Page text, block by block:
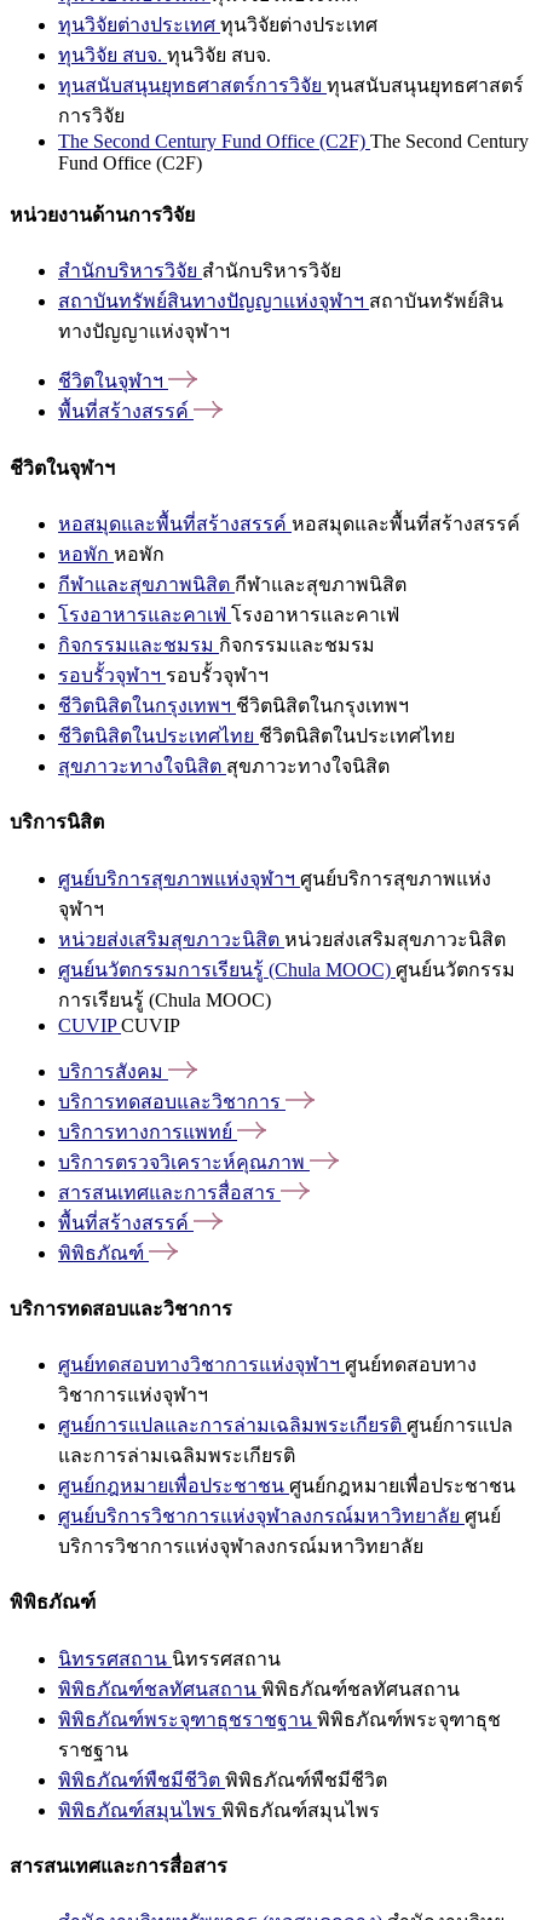
ทุนวิจัยต่างประเทศ ทุนวิจัยต่างประเทศ
ทุนวิจัย สบจ. ทุนวิจัย สบจ.
ทุนสนับสนุนยุทธศาสตร์การวิจัย ทุนสนับสนุนยุทธศาสตร์
การวิจัย
The Second Century Fund Office (C2F) The Second Century
Fund Office (C2F)
หน่วยงานด้านการวิจัย
สำนักบริหารวิจัย สำนักบริหารวิจัย
สถาบันทรัพย์สินทางปัญญาแห่งจุฬาฯ สถาบันทรัพย์สิน
ทางปัญญาแห่งจุฬาฯ
ชีวิตในจุฬาฯ
พื้นที่สร้างสรรค์
ชีวิตในจุฬาฯ
หอสมุดและพื้นที่สร้างสรรค์ หอสมุดและพื้นที่สร้างสรรค์
หอพัก หอพัก
กีฬาและสุขภาพนิสิต กีฬาและสุขภาพนิสิต
โรงอาหารและคาเฟ่ โรงอาหารและคาเฟ่
กิจกรรมและชมรม กิจกรรมและชมรม
รอบรั้วจุฬาฯ รอบรั้วจุฬาฯ
ชีวิตนิสิตในกรุงเทพฯ ชีวิตนิสิตในกรุงเทพฯ
ชีวิตนิสิตในประเทศไทย ชีวิตนิสิตในประเทศไทย
สุขภาวะทางใจนิสิต สุขภาวะทางใจนิสิต
บริการนิสิต
ศูนย์บริการสุขภาพแห่งจุฬาฯ ศูนย์บริการสุขภาพแห่ง
จุฬาฯ
หน่วยส่งเสริมสุขภาวะนิสิต หน่วยส่งเสริมสุขภาวะนิสิต
ศูนย์นวัตกรรมการเรียนรู้ (Chula MOOC) ศูนย์นวัตกรรม
การเรียนรู้ (Chula MOOC)
CUVIPCUVIP
บริการสังคม
บริการทดสอบและวิชาการ
บริการทางการแพทย์
บริการตรวจวิเคราะห์คุณภาพ
สารสนเทศและการสื่อสาร
พื้นที่สร้างสรรค์
พิพิธภัณฑ์
บริการทดสอบและวิชาการ
ศูนย์ทดสอบทางวิชาการแห่งจุฬาฯ ศูนย์ทดสอบทาง
วิชาการแห่งจุฬาฯ
ศูนย์การแปลและการล่ามเฉลิมพระเกียรติ ศูนย์การแปล
และการล่ามเฉลิมพระเกียรติ
ศูนย์กฎหมายเพื่อประชาชน ศูนย์กฎหมายเพื่อประชาชน
ศูนย์บริการวิชาการแห่งจุฬาลงกรณ์มหาวิทยาลัย ศูนย์
บริการวิชาการแห่งจุฬาลงกรณ์มหาวิทยาลัย
พิพิธภัณฑ์
นิทรรศสถาน นิทรรศสถาน
พิพิธภัณฑ์ชลทัศนสถาน พิพิธภัณฑ์ชลทัศนสถาน
พิพิธภัณฑ์พระจุฑาธุชราชฐาน พิพิธภัณฑ์พระจุฑาธุช
ราชฐาน
พิพิธภัณฑ์พืชมีชีวิต พิพิธภัณฑ์พืชมีชีวิต
พิพิธภัณฑ์สมุนไพร พิพิธภัณฑ์สมุนไพร
สารสนเทศและการสื่อสาร